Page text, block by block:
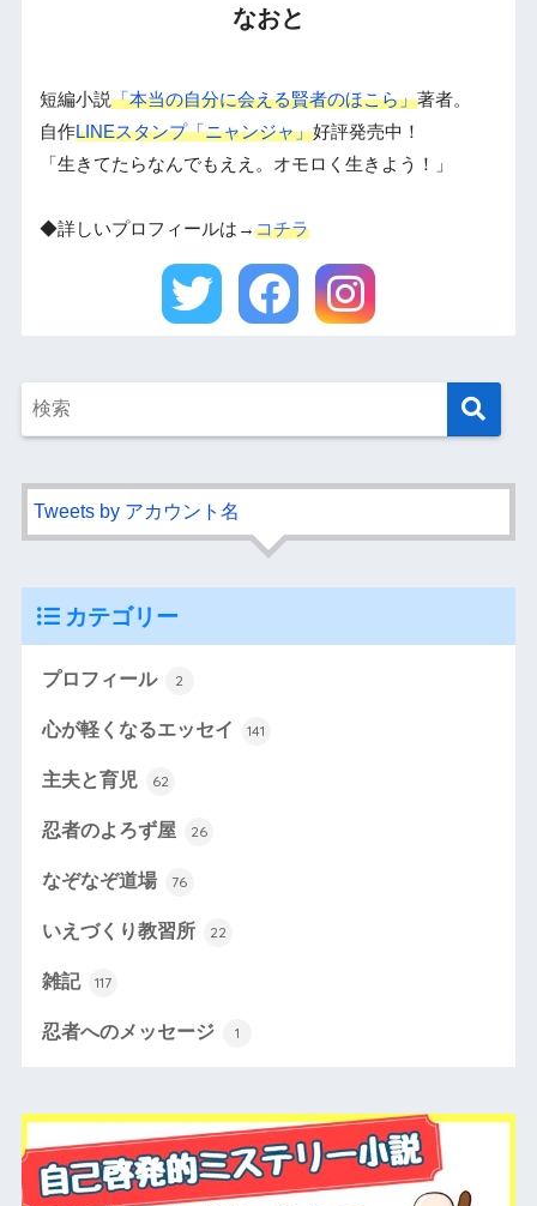
なおと
短編小説「本当の自分に会える賢者のほこら」著者。
自作LINEスタンプ「ニャンジャ」好評発売中！
「生きてたらなんでもええ。オモロく生きよう！」
◆詳しいプロフィールは→コチラ
Tweets by アカウント名
カテゴリー
プロフィール 2
心が軽くなるエッセイ 141
主夫と育児 62
忍者のよろず屋 26
なぞなぞ道場 76
いえづくり教習所 22
雑記 117
忍者へのメッセージ 1